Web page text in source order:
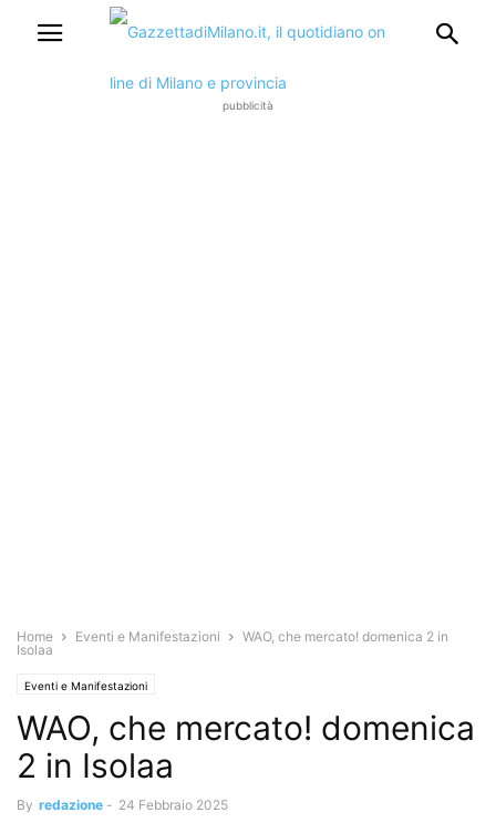
pubblicità
Home Eventi e Manifestazioni
WAO, che mercato! domenica 2 in
Isolaa
Eventi e Manifestazioni
WAO, che mercato! domenica
2 in Isolaa
By redazione - 24 Febbraio 2025